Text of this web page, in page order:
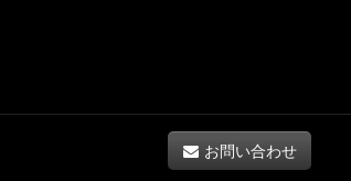
お問い合わせ